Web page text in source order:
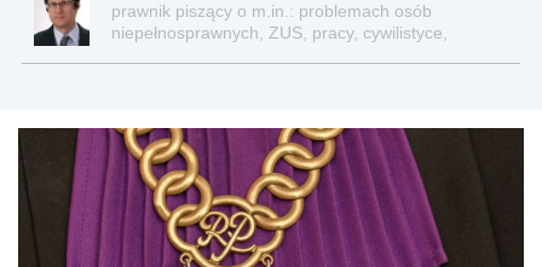
prawnik piszący o m.in.: problemach osób
niepełnosprawnych, ZUS, pracy, cywilistyce,